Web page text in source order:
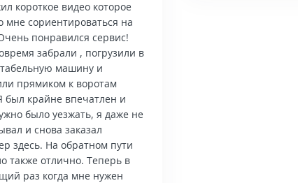
короткое видео которое
мне сориентироваться на
понравился сервис!
забрали , погрузили в
машину и
прямиком к воротам
был крайне впечатлен и
было уезжать, я даже не
и снова заказал
здесь. На обратном пути
также отлично. Теперь в
раз когда мне нужен